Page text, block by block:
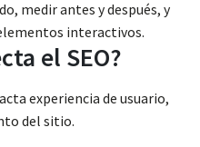
medir antes y después, y
interactivos.
el SEO?
experiencia de usuario,
del sitio.